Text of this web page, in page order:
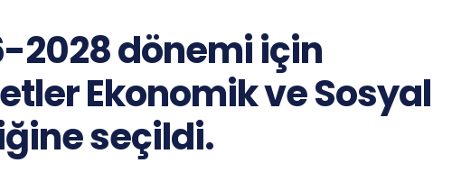
2028 dönemi için
Ekonomik ve Sosyal
seçildi.